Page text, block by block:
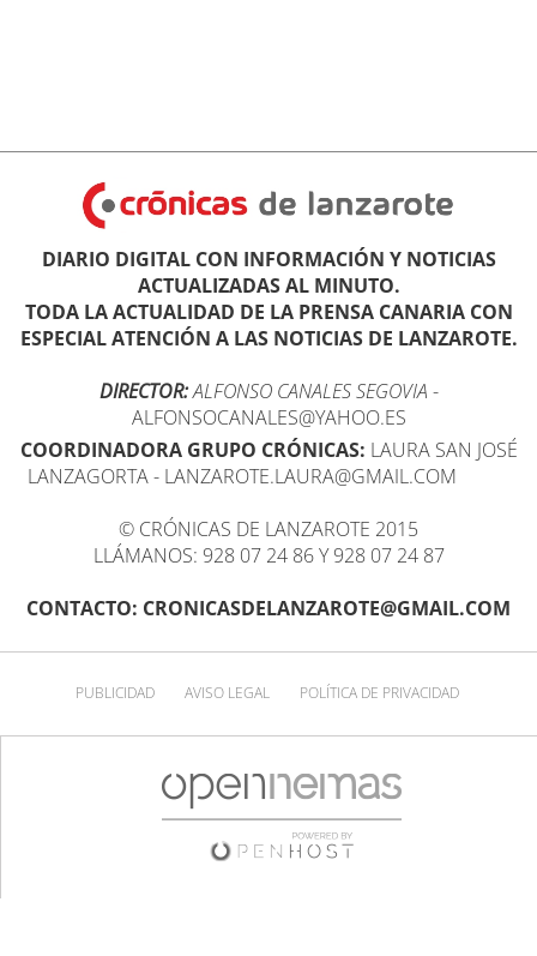
DIARIO DIGITAL CON INFORMACIÓN Y NOTICIAS
ACTUALIZADAS AL MINUTO.
TODA LA ACTUALIDAD DE LA PRENSA CANARIA CON
ESPECIAL ATENCIÓN A LAS NOTICIAS DE LANZAROTE.
DIRECTOR:ALFONSO CANALES SEGOVIA -
ALFONSOCANALES@YAHOO.ES
COORDINADORA GRUPO CRÓNICAS: LAURA SAN JOSÉ
LANZAGORTA - LANZAROTE.LAURA@GMAIL.COM
© CRÓNICAS DE LANZAROTE 2015
LLÁMANOS: 928 07 24 86 Y 928 07 24 87
CONTACTO: CRONICASDELANZAROTE@GMAIL.COM
PUBLICIDAD AVISO LEGAL POLÍTICA DE PRIVACIDAD